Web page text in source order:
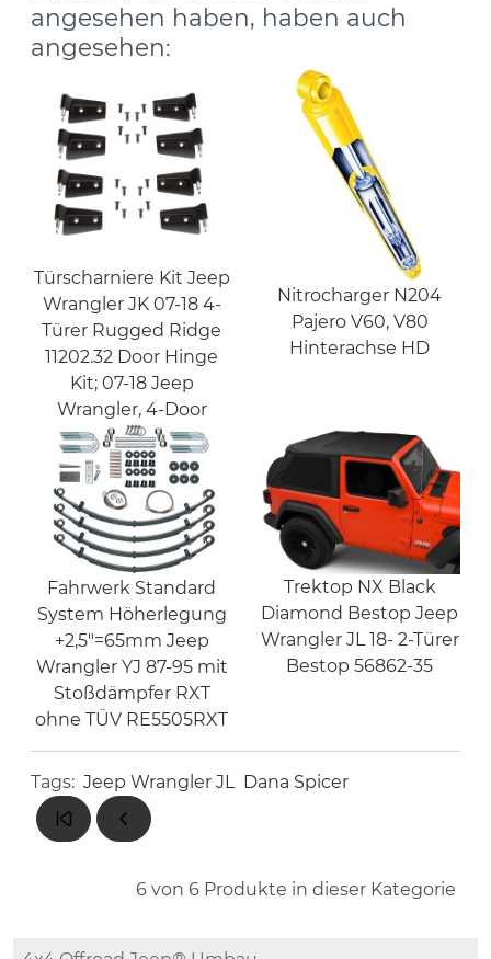
angesehen haben, haben auch
angesehen:
Türscharniere Kit Jeep
Wrangler JK 07-18 4-
Türer Rugged Ridge
11202.32 Door Hinge
Kit; 07-18 Jeep
Wrangler, 4-Door
Nitrocharger N204
Pajero V60, V80
Hinterachse HD
Fahrwerk Standard
System Höherlegung
+2,5"=65mm Jeep
Wrangler YJ 87-95 mit
Stoßdämpfer RXT
ohne TÜV RE5505RXT
Trektop NX Black
Diamond Bestop Jeep
Wrangler JL 18- 2-Türer
Bestop 56862-35
Tags: Jeep Wrangler JL Dana Spicer
6 von 6 Produkte in dieser Kategorie